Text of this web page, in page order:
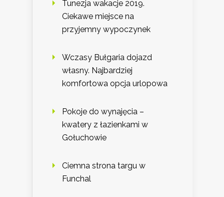
Tunezja wakacje 2019.
Ciekawe miejsce na
przyjemny wypoczynek
Wczasy Bułgaria dojazd
własny. Najbardziej
komfortowa opcja urlopowa
Pokoje do wynajęcia –
kwatery z łazienkami w
Gołuchowie
Ciemna strona targu w
Funchal